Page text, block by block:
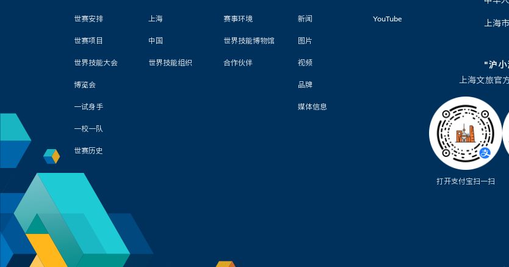
世赛安排
世赛项目
世界技能大会
博览会
一试身手
一校一队
世赛历史
上海
中国
世界技能组织
赛事环境
世界技能博物馆
合作伙伴
新闻
图片
视频
品牌
媒体信息
YouTube 上海
"沪小
上海文旅官
打开支付宝扫一扫